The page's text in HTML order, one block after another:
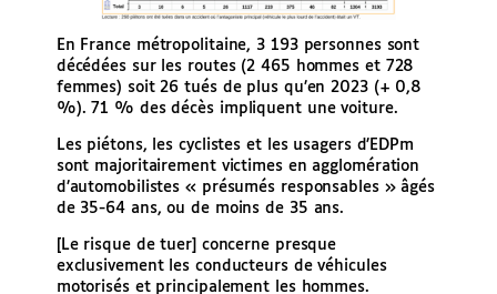
En France métropolitaine, 3 193 personnes sont
décédées sur les routes (2 465 hommes et 728
femmes) soit 26 tués de plus qu’en 2023 (+ 0,8
%). 71 % des décès impliquent une voiture.
Les piétons, les cyclistes et les usagers d’EDPm
sont majoritairement victimes en agglomération
d’automobilistes « présumés responsables » âgés
de 35-64 ans, ou de moins de 35 ans.
[Le risque de tuer] concerne presque
exclusivement les conducteurs de véhicules
motorisés et principalement les hommes.